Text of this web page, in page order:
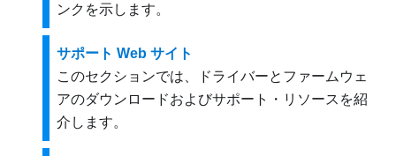
ンクを示します。
サポート Web サイト
このセクションでは、ドライバーとファームウェ
アのダウンロードおよびサポート・リソースを紹
介します。